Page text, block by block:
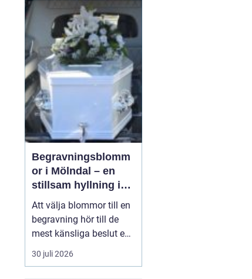
lyhördhet och atmosfär
väger lika tungt. I en
stad som Kristianstad
finns många alternativ,
men hur skiljer man ut
de...
Begravningsblomm
or i Mölndal – en
stillsam hyllning i
livets svåraste
stund
Att välja blommor till en
begravning hör till de
mest känsliga beslut en
anhörig ställs inför. Mitt i
sorg och praktiska
30 juli 2026